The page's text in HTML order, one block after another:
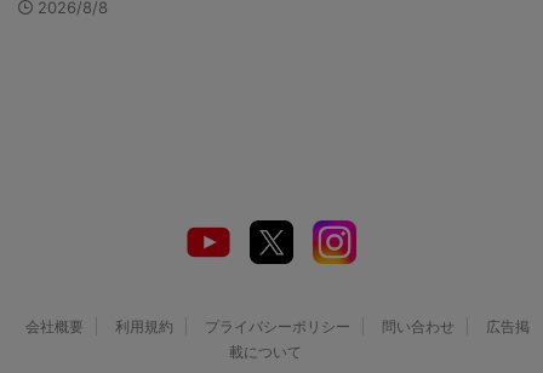
2026/8/8
会社概要 利用規約 プライバシーポリシー 問い合わせ
広告掲
載について